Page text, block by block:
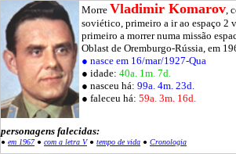
Morre Vladimir Komarov,
soviético, primeiro a ir ao espaço 2
primeiro a morrer numa missão
Oblast de Oremburgo-Rússia, em
● nasce em 16/mar/1927-Qua
● idade: 40a. 1m. 7d.
● nasceu há: 99a. 4m. 23d.
● faleceu há: 59a. 3m. 16d.
personagens falecidas:
● em 1967● com a letra V● tempo de vida ● Cronologia